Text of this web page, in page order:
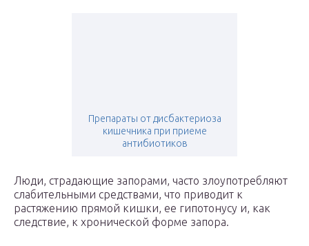
Препараты от дисбактериоза
кишечника при приеме
антибиотиков
Люди, страдающие запорами, часто злоупотребляют
слабительными средствами, что приводит к
растяжению прямой кишки, ее гипотонусу и, как
следствие, к хронической форме запора.